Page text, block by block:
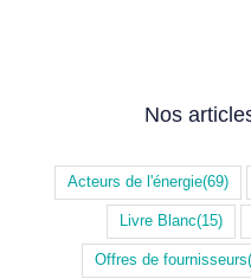
Nos
Acteurs de l'énergie(69)
Livre Blanc(15)
Offres de fournisseurs